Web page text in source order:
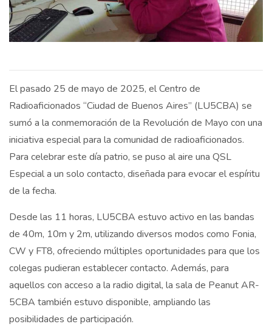
El pasado 25 de mayo de 2025, el Centro de
Radioaficionados “Ciudad de Buenos Aires” (LU5CBA) se
sumó a la conmemoración de la Revolución de Mayo con una
iniciativa especial para la comunidad de radioaficionados.
Para celebrar este día patrio, se puso al aire una QSL
Especial a un solo contacto, diseñada para evocar el espíritu
de la fecha.
Desde las 11 horas, LU5CBA estuvo activo en las bandas
de 40m, 10m y 2m, utilizando diversos modos como Fonia,
CW y FT8, ofreciendo múltiples oportunidades para que los
colegas pudieran establecer contacto. Además, para
aquellos con acceso a la radio digital, la sala de Peanut AR-
5CBA también estuvo disponible, ampliando las
posibilidades de participación.